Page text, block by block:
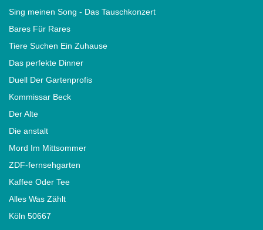
Sing meinen Song - Das Tauschkonzert
Bares Für Rares
Tiere Suchen Ein Zuhause
Das perfekte Dinner
Duell Der Gartenprofis
Kommissar Beck
Der Alte
Die anstalt
Mord Im Mittsommer
ZDF-fernsehgarten
Kaffee Oder Tee
Alles Was Zählt
Köln 50667